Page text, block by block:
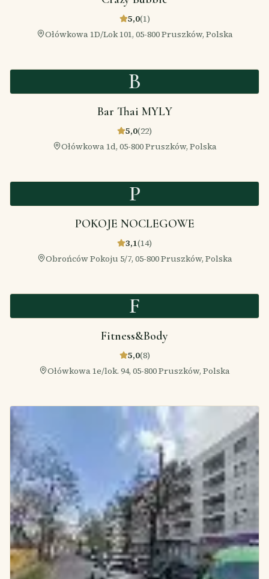
5,0(1)
Ołówkowa 1D/Lok 101, 05-800 Pruszków, Polska
B
Bar Thai MYLY
5,0(22)
Ołówkowa 1d, 05-800 Pruszków, Polska
P
POKOJE NOCLEGOWE
3,1(14)
Obrońców Pokoju 5/7, 05-800 Pruszków, Polska
F
Fitness&Body
5,0(8)
Ołówkowa 1e/lok. 94, 05-800 Pruszków, Polska